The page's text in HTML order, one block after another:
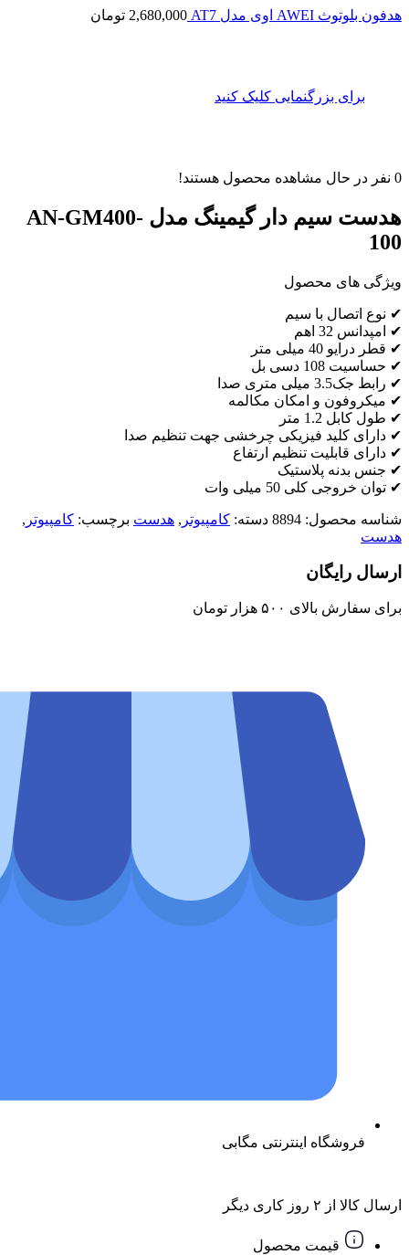
هدفون بلوتوث AWEI اوی مدل AT7 2,680,000 تومان
برای بزرگنمایی کلیک کنید
0 نفر در حال مشاهده محصول هستند!
هدست سیم دار گیمینگ مدل AN-GM400-
100
ویژگی های محصول
✔ نوع اتصال با سیم
✔ امپدانس 32 اهم
✔ قطر درایو 40 میلی متر
✔ حساسیت 108 دسی بل
✔ رابط جک3.5 میلی متری صدا
✔ میکروفون و امکان مکالمه
✔ طول کابل 1.2 متر
✔ دارای کلید فیزیکی چرخشی جهت تنظیم صدا
✔ دارای قابلیت تنظیم ارتفاع
✔ جنس بدنه پلاستیک
✔ توان خروجی کلی 50 میلی وات
شناسه محصول: 8894 دسته: کامپیوتر , هدست برچسب: کامپیوتر ,
هدست
ارسال رایگان
برای سفارش‌ بالای ۵۰۰ هزار تومان
فروشگاه اینترنتی مگابی
ارسال کالا از ۲ روز کاری دیگر
قیمت محصول